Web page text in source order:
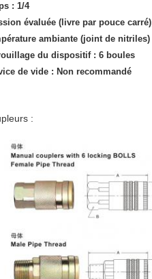
: 1/4
évaluée (livre par pouce
ambiante (joint de nitriles)
du dispositif : 6 boules
de vide : Non recommandé
: